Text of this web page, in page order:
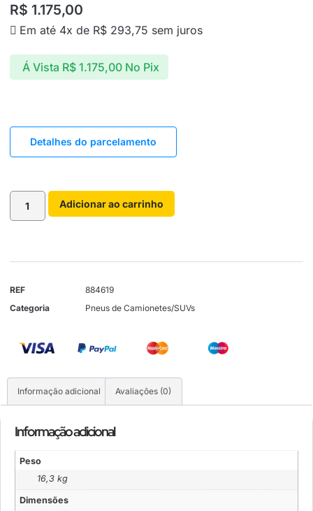
R$ 1.175,00
Em até 4x de R$ 293,75 sem juros
Á Vista R$1.175,00 No Pix
Detalhes do parcelamento
Adicionar ao carrinho
REF
884619
Categoria
Pneus de Camionetes/SUVs
Informação adicional Avaliações (0)
Informação adicional
Peso
16,3 kg
Dimensões